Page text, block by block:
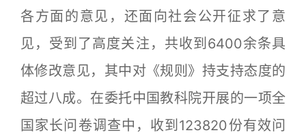
各方面的意见，还面向社会公开征求了意
见，受到了高度关注，共收到6400余条具
体修改意见，其中对《规则》持支持态度的
超过八成。在委托中国教科院开展的一项全
国家长问卷调查中，收到123820份有效问